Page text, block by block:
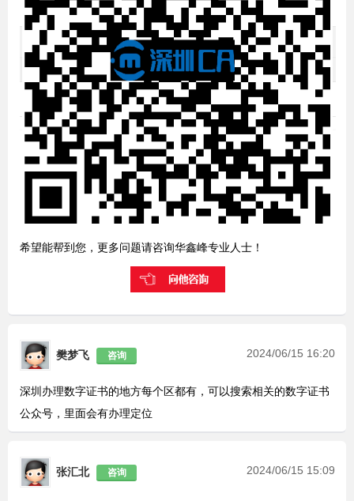
希望能帮到您，更多问题请咨询华鑫峰专业人士！
樊梦飞 咨询 2024/06/15 16:20
深圳办理数字证书的地方每个区都有，可以搜索相关的数字证书
公众号，里面会有办理定位
张汇北 咨询 2024/06/15 15:09